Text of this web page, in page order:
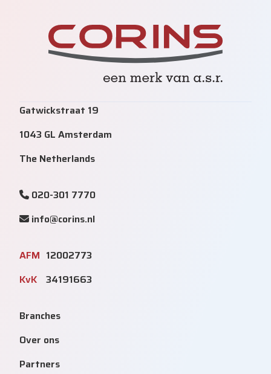
Gatwickstraat 19
1043 GL Amsterdam
The Netherlands
020-301 7770
info@corins.nl
AFM 12002773
KvK 34191663
Branches
Over ons
Partners